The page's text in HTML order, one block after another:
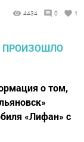
4434 0 1
о том,
«Лифан» с